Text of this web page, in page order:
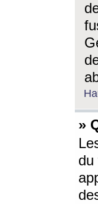
»
du